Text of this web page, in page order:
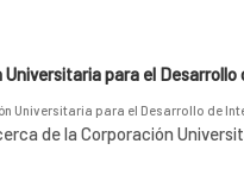
para el Desarrollo
Universitaria para el Desarrollo de
de la Corporación